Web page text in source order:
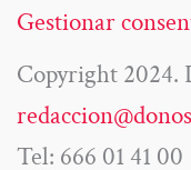
Gestionar
Copyright 2024.
Tel: 666 01 41 00